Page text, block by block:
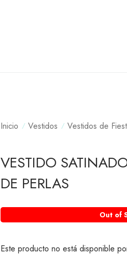
Inicio Vestidos Vestidos de
VESTIDO
DE PERLAS
Out of
Este producto no está disponible